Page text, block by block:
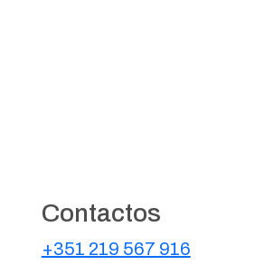
Contactos
+351 219 567 916